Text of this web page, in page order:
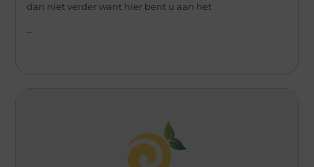
dan niet verder want hier bent u aan het